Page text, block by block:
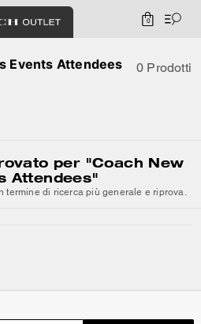
0
Events Attendees 0 Prodotti
per "Coach New
Attendees"
termine di ricerca più generale e riprova.